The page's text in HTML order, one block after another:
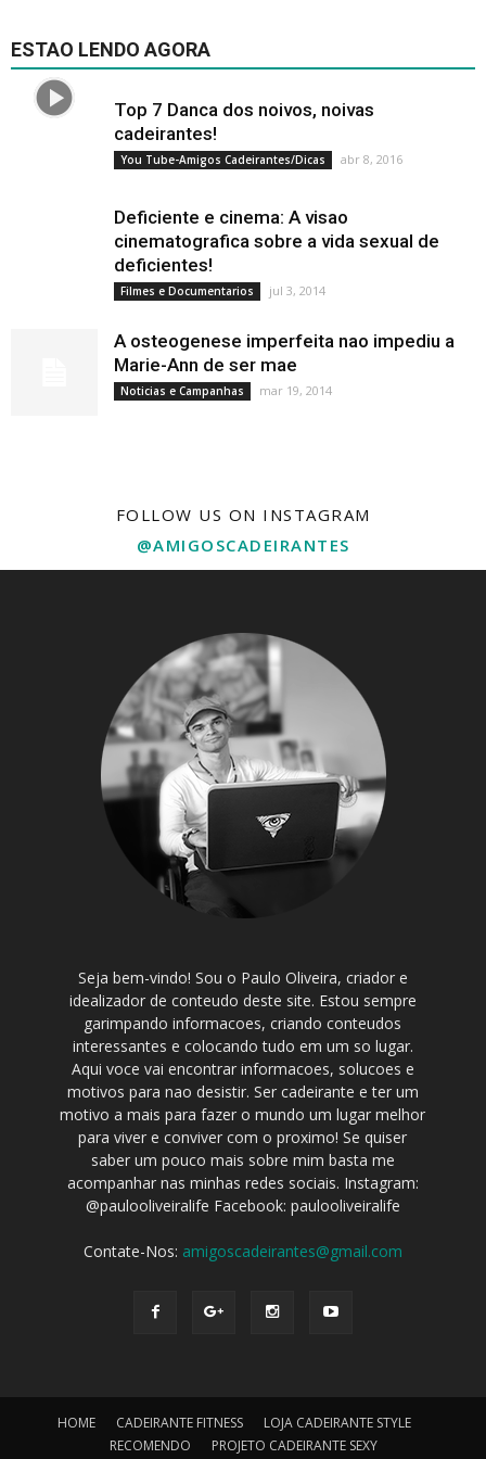
ESTAO LENDO AGORA
Top 7 Danca dos noivos, noivas
cadeirantes!
You Tube-Amigos Cadeirantes/Dicas abr 8, 2016
Deficiente e cinema: A visao
cinematografica sobre a vida sexual de
deficientes!
Filmes e Documentarios jul 3, 2014
A osteogenese imperfeita nao impediu a
Marie-Ann de ser mae
Noticias e Campanhas mar 19, 2014
FOLLOW US ON INSTAGRAM
@AMIGOSCADEIRANTES
Seja bem-vindo! Sou o Paulo Oliveira, criador e
idealizador de conteudo deste site. Estou sempre
garimpando informacoes, criando conteudos
interessantes e colocando tudo em um so lugar.
Aqui voce vai encontrar informacoes, solucoes e
motivos para nao desistir. Ser cadeirante e ter um
motivo a mais para fazer o mundo um lugar melhor
para viver e conviver com o proximo! Se quiser
saber um pouco mais sobre mim basta me
acompanhar nas minhas redes sociais. Instagram:
@paulooliveiralife Facebook: paulooliveiralife
Contate-Nos: amigoscadeirantes@gmail.com
HOME CADEIRANTE FITNESS
LOJA CADEIRANTE STYLE
RECOMENDO
PROJETO CADEIRANTE SEXY